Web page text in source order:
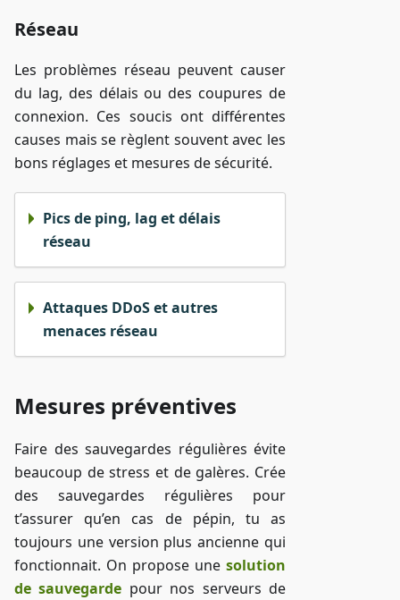
Réseau
Les problèmes réseau peuvent causer
du lag, des délais ou des coupures de
connexion. Ces soucis ont différentes
causes mais se règlent souvent avec les
bons réglages et mesures de sécurité.
Pics de ping, lag et délais
réseau
Attaques DDoS et autres
menaces réseau
Mesures préventives
Faire des sauvegardes régulières évite
beaucoup de stress et de galères. Crée
des sauvegardes régulières pour
t’assurer qu’en cas de pépin, tu as
toujours une version plus ancienne qui
fonctionnait. On propose une solution
de sauvegarde pour nos serveurs de